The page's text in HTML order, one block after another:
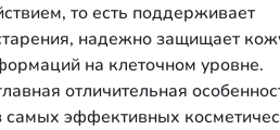
то есть поддерживает
надежно защищает
на клеточном уровне.
отличительная
самых эффективных